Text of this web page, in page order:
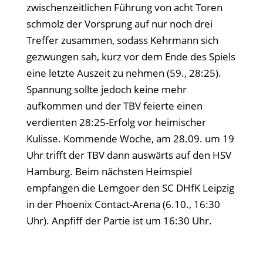
zwischenzeitlichen Führung von acht Toren
schmolz der Vorsprung auf nur noch drei
Treffer zusammen, sodass Kehrmann sich
gezwungen sah, kurz vor dem Ende des Spiels
eine letzte Auszeit zu nehmen (59., 28:25).
Spannung sollte jedoch keine mehr
aufkommen und der TBV feierte einen
verdienten 28:25-Erfolg vor heimischer
Kulisse. Kommende Woche, am 28.09. um 19
Uhr trifft der TBV dann auswärts auf den HSV
Hamburg. Beim nächsten Heimspiel
empfangen die Lemgoer den SC DHfK Leipzig
in der Phoenix Contact-Arena (6.10., 16:30
Uhr). Anpfiff der Partie ist um 16:30 Uhr.